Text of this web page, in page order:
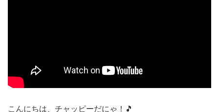
こんにちは、チャッピーだにゃ！🎵